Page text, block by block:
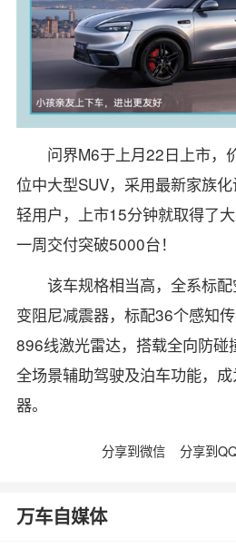
问界M6于上月22日上市，
位中大型SUV，采用最新家族
轻用户，上市15分钟就取得了
一周交付突破5000台！
该车规格相当高，全系标
变阻尼减震器，标配36个感知
896线激光雷达，搭载全向防碰
全场景辅助驾驶及泊车功能，
器。
分享到微信 分享到
万车自媒体